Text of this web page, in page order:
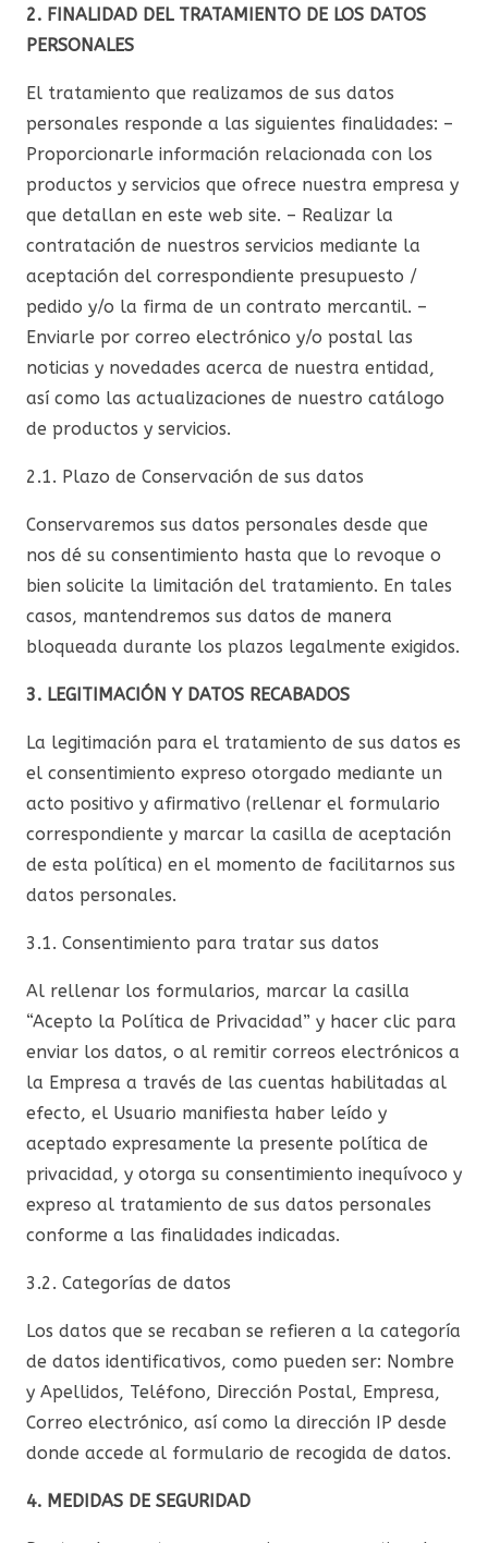
2. FINALIDAD DEL TRATAMIENTO DE LOS DATOS
PERSONALES
El tratamiento que realizamos de sus datos
personales responde a las siguientes finalidades: –
Proporcionarle información relacionada con los
productos y servicios que ofrece nuestra empresa y
que detallan en este web site. – Realizar la
contratación de nuestros servicios mediante la
aceptación del correspondiente presupuesto /
pedido y/o la firma de un contrato mercantil. –
Enviarle por correo electrónico y/o postal las
noticias y novedades acerca de nuestra entidad,
así como las actualizaciones de nuestro catálogo
de productos y servicios.
2.1. Plazo de Conservación de sus datos
Conservaremos sus datos personales desde que
nos dé su consentimiento hasta que lo revoque o
bien solicite la limitación del tratamiento. En tales
casos, mantendremos sus datos de manera
bloqueada durante los plazos legalmente exigidos.
3. LEGITIMACIÓN Y DATOS RECABADOS
La legitimación para el tratamiento de sus datos es
el consentimiento expreso otorgado mediante un
acto positivo y afirmativo (rellenar el formulario
correspondiente y marcar la casilla de aceptación
de esta política) en el momento de facilitarnos sus
datos personales.
3.1. Consentimiento para tratar sus datos
Al rellenar los formularios, marcar la casilla
“Acepto la Política de Privacidad” y hacer clic para
enviar los datos, o al remitir correos electrónicos a
la Empresa a través de las cuentas habilitadas al
efecto, el Usuario manifiesta haber leído y
aceptado expresamente la presente política de
privacidad, y otorga su consentimiento inequívoco y
expreso al tratamiento de sus datos personales
conforme a las finalidades indicadas.
3.2. Categorías de datos
Los datos que se recaban se refieren a la categoría
de datos identificativos, como pueden ser: Nombre
y Apellidos, Teléfono, Dirección Postal, Empresa,
Correo electrónico, así como la dirección IP desde
donde accede al formulario de recogida de datos.
4. MEDIDAS DE SEGURIDAD